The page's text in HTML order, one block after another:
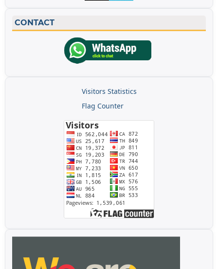
CONTACT
Visitors Statistics
Flag Counter